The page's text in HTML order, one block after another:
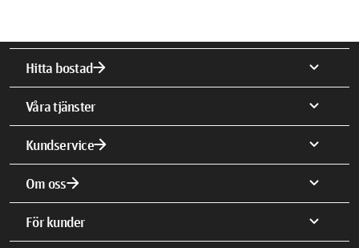
Hitta bostadarrow_forward expand_more
Våra tjänster expand_more
Kundservicearrow_forward expand_more
Om ossarrow_forward expand_more
För kunder expand_more